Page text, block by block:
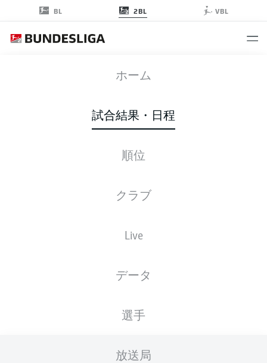
BL 2BL VBL
ホーム
試合結果・日程
順位
クラブ
Live
データ
選手
放送局
FCH KSC
スターティングメンバー
金, 19.03.2027 - 日, 21.03.2027
広告